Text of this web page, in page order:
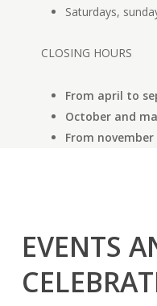
Saturdays,
CLOSING HOURS
From april to
October and
From
EVENTS